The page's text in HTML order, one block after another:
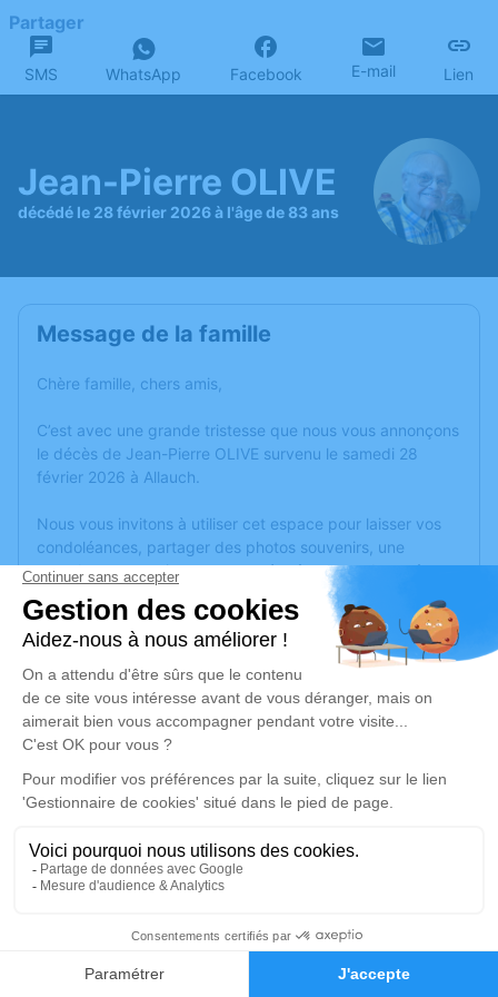
Faire-part Hommages
Partager
SMS WhatsApp Facebook E-mail Lien
Jean-Pierre OLIVE
décédé le 28 février 2026 à l'âge de 83 ans
Message de la famille
Chère famille, chers amis,
C’est avec une grande tristesse que nous vous annonçons
le décès de Jean-Pierre OLIVE survenu le samedi 28
février 2026 à Allauch.
Nous vous invitons à utiliser cet espace pour laisser vos
condoléances, partager des photos souvenirs, une
anecdote ou exprimer vos pensées à travers des poèmes
ou des textes. Cet endroit est un lieu d'expression dédié à
honorer la mémoire de Jean-Pierre OLIVE.
Un service de plantation d’arbre hommage estdisponible
samedi 07 mars 2026 à 10h30
Paroisse de la Valentine de Marseille
18, Rue de la Concorde